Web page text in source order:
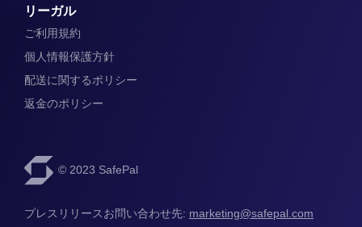
リーガル
ご利用規約
個人情報保護方針
配送に関するポリシー
返金のポリシー
© 2023 SafePal
プレスリリースお問い合わせ先: marketing@safepal.com